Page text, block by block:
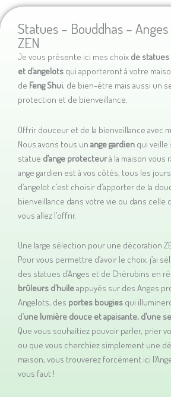
Statues – Bouddhas –
ZEN
Je vous présente ici mes choix de statues
et d’angelots qui apporteront à votre
de Feng Shui, de bien-être mais aussi un
protection et de bienveillance.
Offrir douceur et de la bienveillance avec
Nous avons tous un ange gardien qui veille
statue d’ange protecteurà la maison vous
ange gardien est à vos côtés, tous les
d’angelot c’est choisir d’apporter de la
bienveillance dans votre vie ou dans celle
vous allez l’offrir.
Une large sélection pour une décoration
Pour vous permettre d’avoir le choix, j’ai
des statues d’Anges et de Chérubins en
brûleurs d’huileappuyés sur des Anges
Angelots, des portes bougies qui
d’une lumière douce et apaisante, d’une
Que vous souhaitiez pouvoir parler, prier
ou que vous cherchiez simplement une
maison, vous trouverez forcément ici
vous faut !